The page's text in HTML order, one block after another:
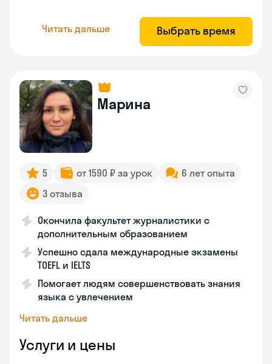
Читать дальше Выбрать время
Марина
5 от 1590 ₽ за урок
6 лет опыта
3 отзыва
Окончила факультет журналистики с
дополнительным образованием
Успешно сдала международные экзамены
TOEFL и IELTS
Помогает людям совершенствовать знания
языка с увлечением
Читать дальше
Услуги и цены